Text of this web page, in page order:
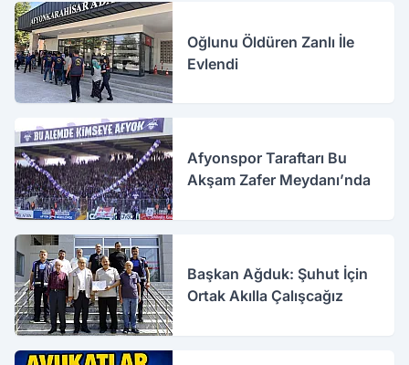
Oğlunu Öldüren Zanlı İle
Evlendi
Afyonspor Taraftarı Bu
Akşam Zafer Meydanı’nda
Başkan Ağduk: Şuhut İçin
Ortak Akılla Çalışcağız